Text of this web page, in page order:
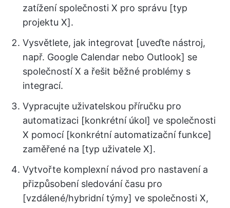
zatížení společnosti X pro správu [typ
projektu X].
Vysvětlete, jak integrovat [uveďte nástroj,
např. Google Calendar nebo Outlook] se
společností X a řešit běžné problémy s
integrací.
Vypracujte uživatelskou příručku pro
automatizaci [konkrétní úkol] ve společnosti
X pomocí [konkrétní automatizační funkce]
zaměřené na [typ uživatele X].
Vytvořte komplexní návod pro nastavení a
přizpůsobení sledování času pro
[vzdálené/hybridní týmy] ve společnosti X,